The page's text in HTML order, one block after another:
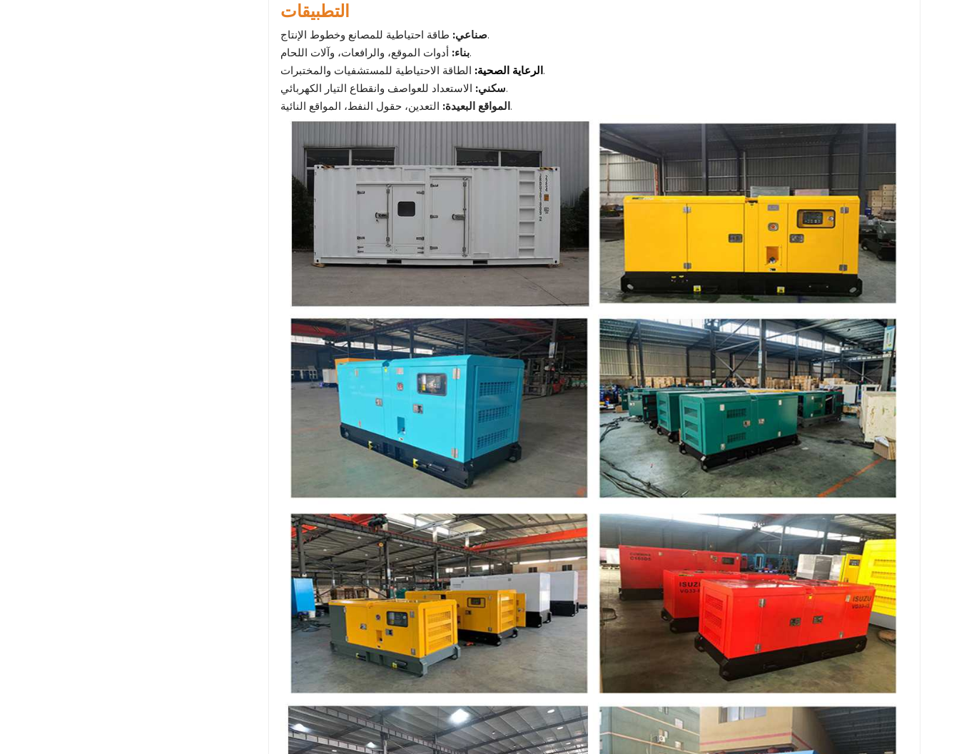
التطبيقات
صناعي:طاقة احتياطية للمصانع وخطوط الإنتاج.
بناء:أدوات الموقع، والرافعات، وآلات اللحام.
الرعاية الصحية: الطاقة الاحتياطية للمستشفيات والمختبرات.
سكني:الاستعداد للعواصف وانقطاع التيار الكهربائي.
المواقع البعيدة: التعدين، حقول النفط، المواقع النائية.